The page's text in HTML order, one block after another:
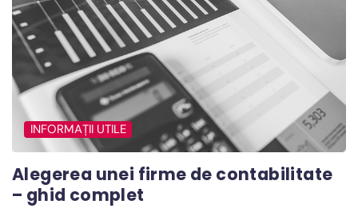
INFORMAȚII UTILE
Alegerea unei firme de contabilitate
– ghid complet